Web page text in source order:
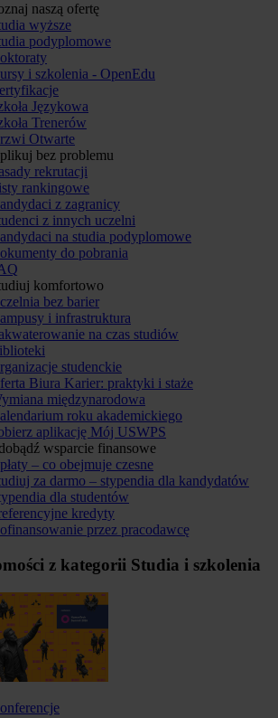
naszą ofertę
wyższe
podyplomowe
i szkolenia - OpenEdu
Językowa
Trenerów
Otwarte
bez problemu
rekrutacji
rankingowe
z zagranicy
z innych uczelni
na studia podyplomowe
do pobrania
komfortowo
bez barier
i infrastruktura
na czas studiów
studenckie
Biura Karier: praktyki i staże
międzynarodowa
roku akademickiego
aplikację Mój USWPS
wsparcie finansowe
– co obejmuje czesne
za darmo – stypendia dla kandydatów
dla studentów
kredyty
przez pracodawcę
z kategorii Studia i szkolenia